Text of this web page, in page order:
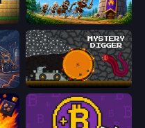
Mage Castle Idle Defense
Mystery Digger